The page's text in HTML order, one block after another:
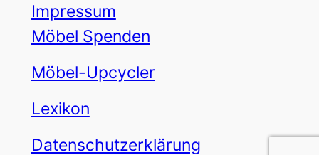
Impressum
Möbel Spenden
Möbel-Upcycler
Lexikon
Datenschutzerklärung